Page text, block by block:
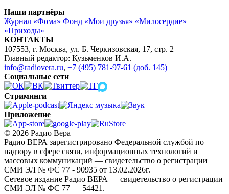
Наши партнёры
Журнал «Фома» Фонд «Мои друзья» «Милосердие»
«Приходы»
КОНТАКТЫ
107553, г. Москва, ул. Б. Черкизовская, 17, стр. 2
Главный редактор: Кузьменков И.А.
info@radiovera.ru, +7 (495) 781-97-61 (доб. 145)
Социальные сети
Стриминги
Приложение
© 2026 Радио Вера
Радио ВЕРА зарегистрировано Федеральной службой по
надзору в сфере связи, информационных технологий и
массовых коммуникаций — свидетельство о регистрации
СМИ ЭЛ № ФС 77 - 90935 от 13.02.2026г.
Сетевое издание Радио ВЕРА — свидетельство о регистрации
СМИ ЭЛ № ФС 77 — 54421.